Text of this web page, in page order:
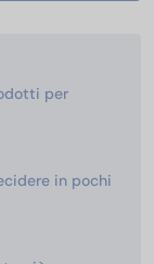
per
in pochi